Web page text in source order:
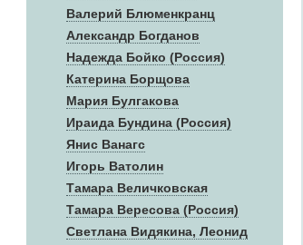
Валерий Блюменкранц
Александр Богданов
Надежда Бойко (Россия)
Катерина Борщова
Мария Булгакова
Ираида Бундина (Россия)
Янис Ванагс
Игорь Ватолин
Тамара Величковская
Тамара Вересова (Россия)
Светлана Видякина, Леонид